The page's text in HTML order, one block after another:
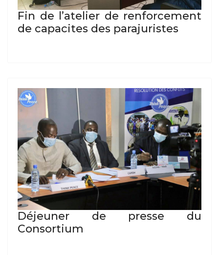
Fin de l’atelier de renforcement
de capacites des parajuristes
Déjeuner de presse du
Consortium